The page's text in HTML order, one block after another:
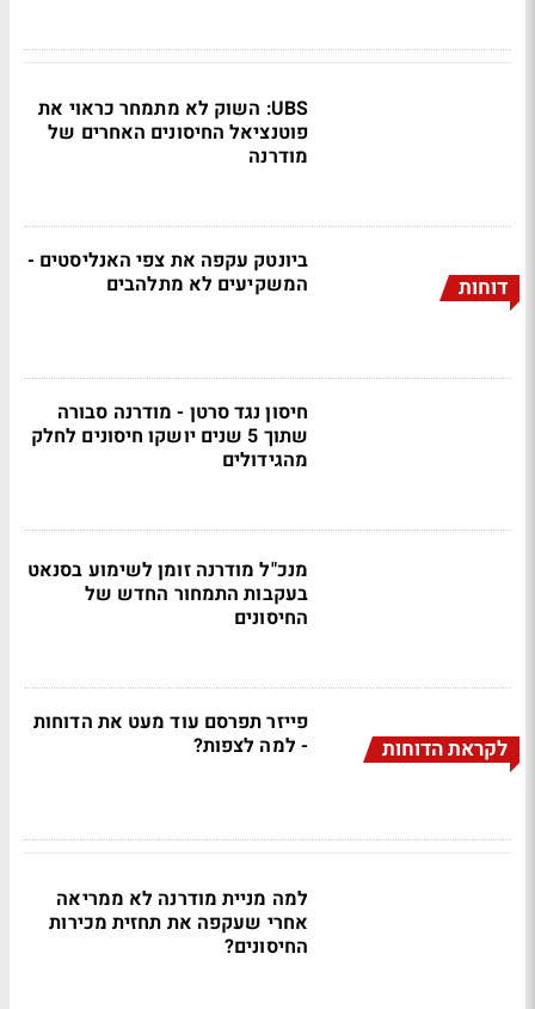
UBS: השוק לא מתמחר כראוי את
פוטנציאל החיסונים האחרים של
מודרנה
דוחות
ביונטק עקפה את צפי האנליסטים -
המשקיעים לא מתלהבים
חיסון נגד סרטן - מודרנה סבורה
שתוך 5 שנים יושקו חיסונים לחלק
מהגידולים
מנכ"ל מודרנה זומן לשימוע בסנאט
בעקבות התמחור החדש של
החיסונים
לקראת הדוחות
פייזר תפרסם עוד מעט את הדוחות
- למה לצפות?
למה מניית מודרנה לא ממריאה
אחרי שעקפה את תחזית מכירות
החיסונים?